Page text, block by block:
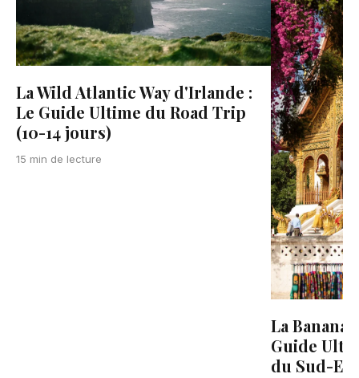
La Wild Atlantic Way d'Irlande :
Le Guide Ultime du Road Trip
(10-14 jours)
15 min de lecture
La Banana
Guide
du Sud-Est